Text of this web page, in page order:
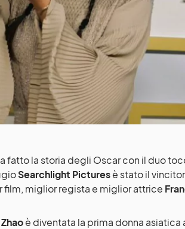
fatto la storia degli Oscar con il duo
Searchlight Picturesè stato il
film, miglior regista e miglior attrice
è diventata la prima donna